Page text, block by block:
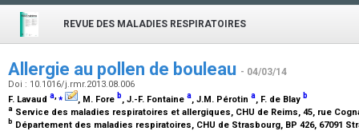
REVUE DES MALADIES RESPIRATOIRES
Allergie au pollen de bouleau - 04/03/14
Doi : 10.1016/j.rmr.2013.08.006
F. Lavaud a,⁎ , M. Fore b, J.-F. Fontaine a, J.M. Pérotin a, F. de Blay b
a Service des maladies respiratoires et allergiques, CHU de Reims, 45, rue
b Département des maladies respiratoires, CHU de Strasbourg, BP 426, 67091